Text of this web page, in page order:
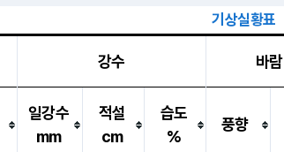
기상실황표
강수 바람
일강수
mm
적설
cm
습도
%
풍향